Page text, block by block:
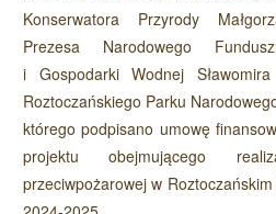
Konserwatora Przyrody
Prezesa Narodowego
i Gospodarki Wodnej
Roztoczańskiego Parku
którego podpisano umowę
projektu obejmującego
przeciwpożarowej w